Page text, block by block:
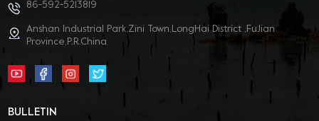
86-592-5213819
Anshan Industrial Park,Zini Town,LongHai District ,FuJian
Province,P.R.China
BULLETIN